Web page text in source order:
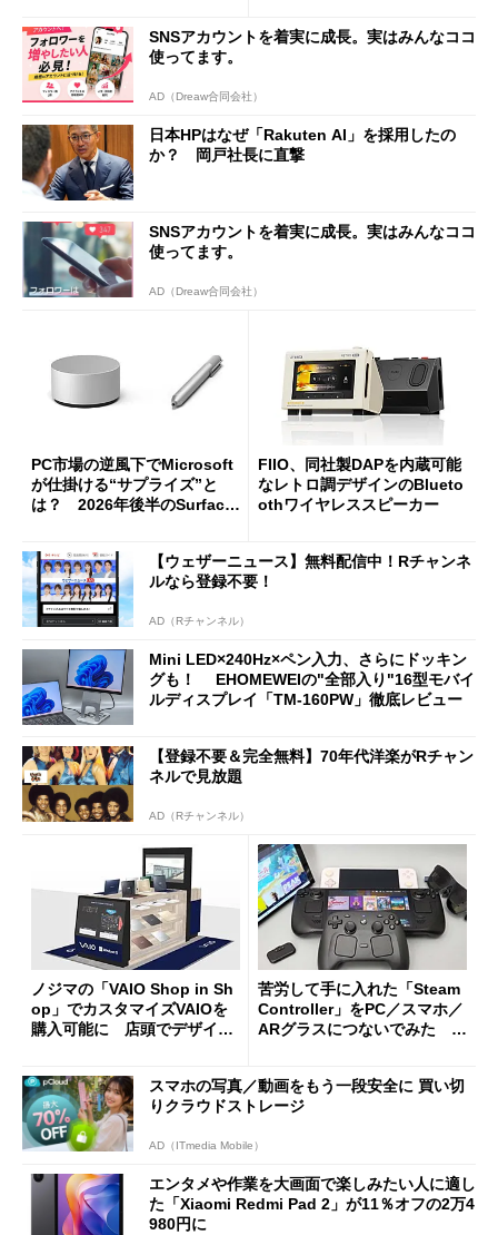
SNSアカウントを着実に成長。実はみんなココ
使ってます。
AD（Dreaw合同会社）
日本HPはなぜ「Rakuten AI」を採用したの
か？ 岡戸社長に直撃
SNSアカウントを着実に成長。実はみんなココ
使ってます。
AD（Dreaw合同会社）
PC市場の逆風下でMicrosoft
が仕掛ける“サプライズ”と
は？ 2026年後半のSurface
FIIO、同社製DAPを内蔵可能
なレトロ調デザインのBlueto
othワイヤレススピーカー
【ウェザーニュース】無料配信中！Rチャンネ
ルなら登録不要！
AD（Rチャンネル）
Mini LED×240Hz×ペン入力、さらにドッキン
グも！ EHOMEWEIの"全部入り"16型モバイ
ルディスプレイ「TM-160PW」徹底レビュー
【登録不要＆完全無料】70年代洋楽がRチャン
ネルで見放題
AD（Rチャンネル）
ノジマの「VAIO Shop in Sh
op」でカスタマイズVAIOを
購入可能に 店頭でデザイン
苦労して手に入れた「Steam
Controller」をPC／スマホ／
ARグラスにつないでみた ゲ
スマホの写真／動画をもう一段安全に 買い切
りクラウドストレージ
AD（ITmedia Mobile）
エンタメや作業を大画面で楽しみたい人に適し
た「Xiaomi Redmi Pad 2」が11％オフの2万4
980円に